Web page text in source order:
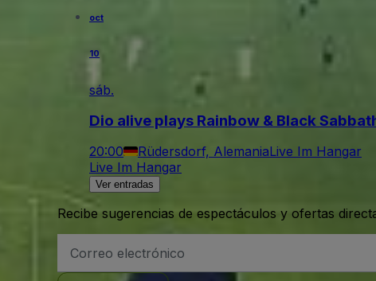
oct
10
sáb.
Dio alive plays Rainbow & Black
20:00 Rüdersdorf, AlemaniaLive Im Hangar
Live Im Hangar
Ver entradas
Recibe sugerencias de espectáculos y ofertas
de